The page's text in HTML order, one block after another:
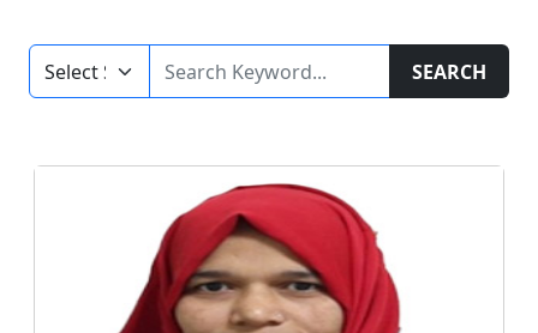
SEARCH